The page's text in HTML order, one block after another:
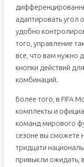
адаптировать угол
удобно
того, управление
все, что вам нужно
кнопки действий
комбинаций.
Более того, в FIFA
комплекты и
команд мирового
сезоне вы сможете
тридцати
привыкли ожидать,